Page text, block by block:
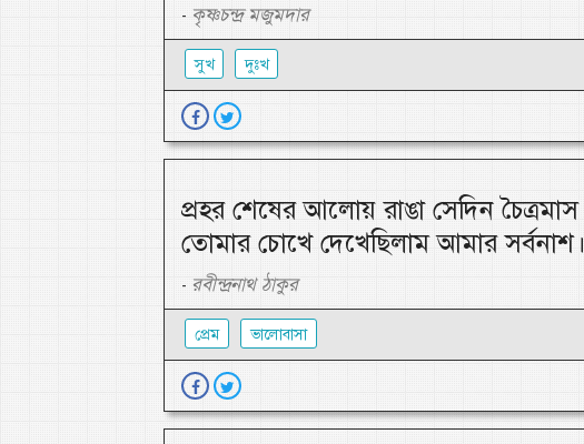
- কৃষ্ণচন্দ্র মজুমদার
সুখ দুঃখ
প্রহর শেষের আলোয় রাঙা সেদিন চৈত্রমাস
তোমার চোখে দেখেছিলাম আমার সর্বনাশ।
- রবীন্দ্রনাথ ঠাকুর
প্রেম ভালোবাসা